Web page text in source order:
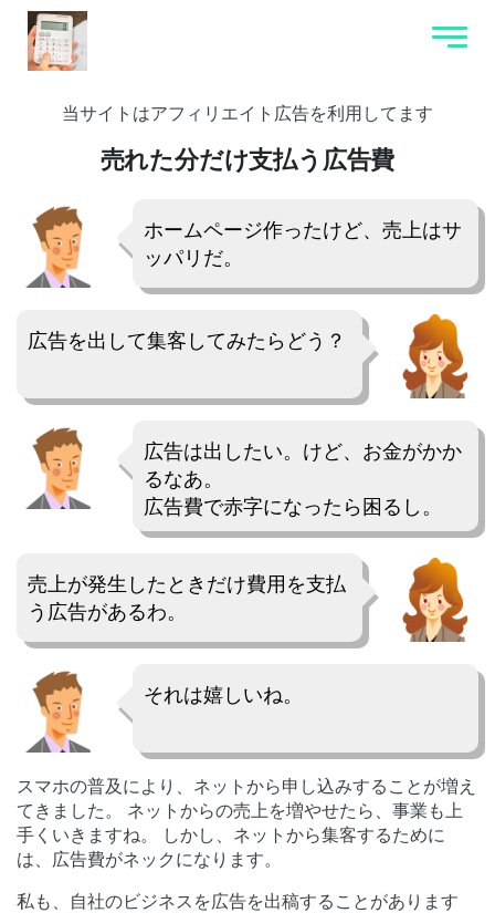
当サイトはアフィリエイト広告を利用してます
売れた分だけ支払う広告費
ホームページ作ったけど、売上はサ
ッパリだ。
広告を出して集客してみたらどう？
広告は出したい。けど、お金がかか
るなあ。
広告費で赤字になったら困るし。
売上が発生したときだけ費用を支払
う広告があるわ。
それは嬉しいね。
スマホの普及により、ネットから申し込みすることが増え
てきました。 ネットからの売上を増やせたら、事業も上
手くいきますね。 しかし、ネットから集客するために
は、広告費がネックになります。
私も、自社のビジネスを広告を出稿することがあります